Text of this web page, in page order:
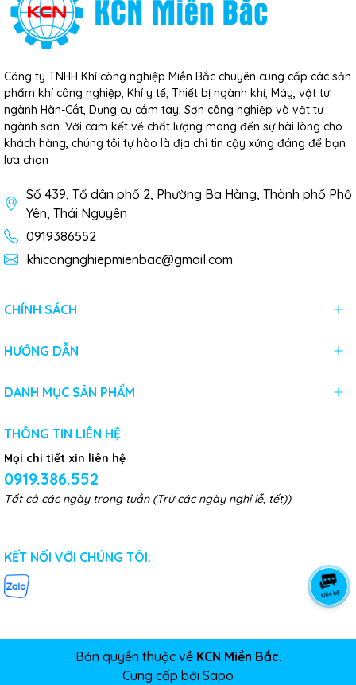
Công ty TNHH Khí công nghiệp Miền Bắc chuyên cung cấp các sản
phẩm khí công nghiệp; Khí y tế; Thiết bị ngành khí; Máy, vật tư
ngành Hàn-Cắt, Dụng cụ cầm tay; Sơn công nghiệp và vật tư
ngành sơn. Với cam kết về chất lượng mang đến sự hài lòng cho
khách hàng, chúng tôi tự hào là địa chỉ tin cậy xứng đáng để bạn
lựa chọn
Số 439, Tổ dân phố 2, Phường Ba Hàng, Thành phố Phổ
Yên, Thái Nguyên
0919386552
khicongnghiepmienbac@gmail.com
CHÍNH SÁCH
HƯỚNG DẪN
DANH MỤC SẢN PHẨM
THÔNG TIN LIÊN HỆ
Mọi chi tiết xin liên hệ
0919.386.552
Tất cả các ngày trong tuần (Trừ các ngày nghỉ lễ, tết))
KẾT NỐI VỚI CHÚNG TÔI:
Bản quyền thuộc về KCN Miền Bắc.
Cung cấp bởi Sapo